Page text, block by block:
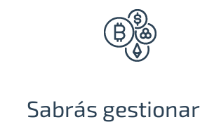
Sabrás gestionar